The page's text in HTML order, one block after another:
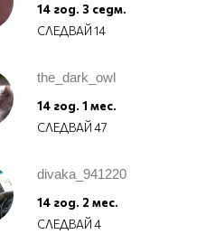
14 год. 3 седм.
СЛЕДВАЙ14
the_dark_owl
14 год. 1 мес.
СЛЕДВАЙ47
divaka_941220
14 год. 2 мес.
СЛЕДВАЙ4